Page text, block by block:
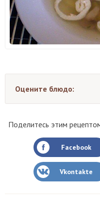
Оцените блюдо:
Поделитесь этим
Facebook
Vkontakte